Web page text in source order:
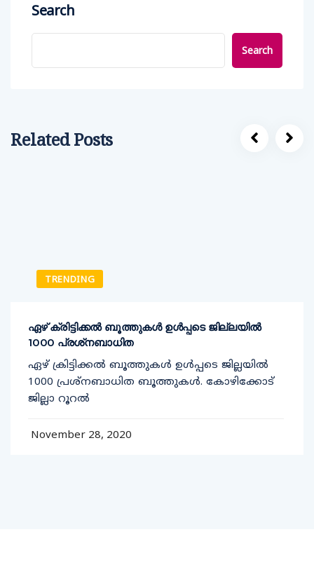
Search
Search
Related Posts
TRENDING
ഏഴ് ക്രിട്ടിക്കല്‍ ബൂത്തുകള്‍ ഉള്‍പ്പടെ ജില്ലയില്‍
1000 പ്രശ്‌നബാധിത
ഏഴ് ക്രിട്ടിക്കല്‍ ബൂത്തുകള്‍ ഉള്‍പ്പടെ ജില്ലയില്‍
1000 പ്രശ്‌നബാധിത ബൂത്തുകള്‍. കോഴിക്കോട്
ജില്ലാ റൂറല്‍
November 28, 2020